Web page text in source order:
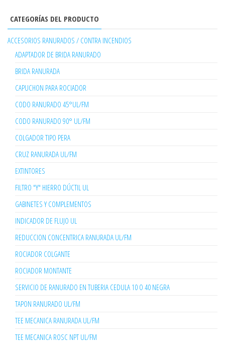
CATEGORÍAS DEL PRODUCTO
ACCESORIOS RANURADOS / CONTRA INCENDIOS
ADAPTADOR DE BRIDA RANURADO
BRIDA RANURADA
CAPUCHON PARA ROCIADOR
CODO RANURADO 45°UL/FM
CODO RANURADO 90° UL/FM
COLGADOR TIPO PERA
CRUZ RANURADA UL/FM
EXTINTORES
FILTRO "Y" HIERRO DÚCTIL UL
GABINETES Y COMPLEMENTOS
INDICADOR DE FLUJO UL
REDUCCION CONCENTRICA RANURADA UL/FM
ROCIADOR COLGANTE
ROCIADOR MONTANTE
SERVICIO DE RANURADO EN TUBERIA CEDULA 10 O 40 NEGRA
TAPON RANURADO UL/FM
TEE MECANICA RANURADA UL/FM
TEE MECANICA ROSC NPT UL/FM